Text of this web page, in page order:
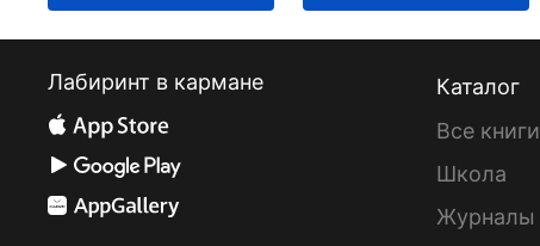
Лабиринт в кармане
Каталог
Все книги
Школа
Журналы